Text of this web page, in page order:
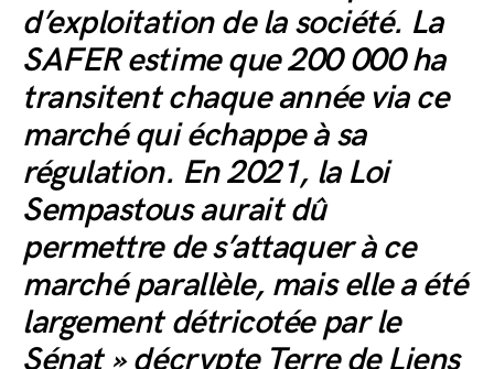
d’exploitation de la société. La
SAFER estime que 200 000 ha
transitent chaque année via ce
marché qui échappe à sa
régulation. En 2021, la Loi
Sempastous aurait dû
permettre de s’attaquer à ce
marché parallèle, mais elle a été
largement détricotée par le
Sénat » décrypte Terre de Liens